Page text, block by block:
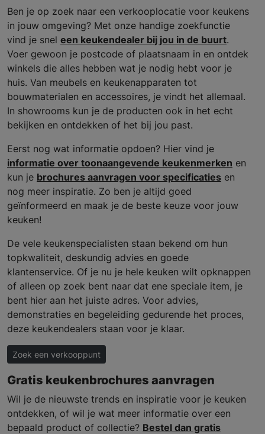
Ben je op zoek naar een verkooplocatie voor keukens
in jouw omgeving? Met onze handige zoekfunctie
vind je snel een keukendealer bij jou in de buurt.
Voer gewoon je postcode of plaatsnaam in en ontdek
winkels die alles hebben wat je nodig hebt voor je
huis. Van meubels en keukenapparaten tot
bouwmaterialen en accessoires, je vindt het allemaal.
In showrooms kun je de producten ook in het echt
bekijken en ontdekken of het bij jou past.
Eerst nog wat informatie opdoen? Hier vind je
informatie over toonaangevende keukenmerken en
kun je brochures aanvragen voor specificaties en
nog meer inspiratie. Zo ben je altijd goed
geïnformeerd en maak je de beste keuze voor jouw
keuken!
De vele keukenspecialisten staan bekend om hun
topkwaliteit, deskundig advies en goede
klantenservice. Of je nu je hele keuken wilt opknappen
of alleen op zoek bent naar dat ene speciale item, je
bent hier aan het juiste adres. Voor advies,
demonstraties en begeleiding gedurende het proces,
deze keukendealers staan voor je klaar.
Zoek een verkooppunt
Gratis keukenbrochures aanvragen
Wil je de nieuwste trends en inspiratie voor je keuken
ontdekken, of wil je wat meer informatie over een
bepaald product of collectie? Bestel dan gratis